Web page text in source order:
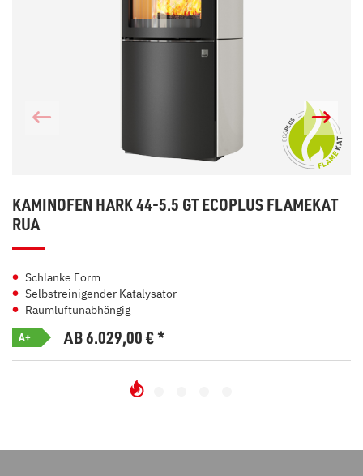
KAMINOFEN HARK 44-5.5 GT ECOPLUS FLAMEKAT
RUA
Schlanke Form
Selbstreinigender Katalysator
Raumluftunabhängig
A+ AB 6.029,00€*